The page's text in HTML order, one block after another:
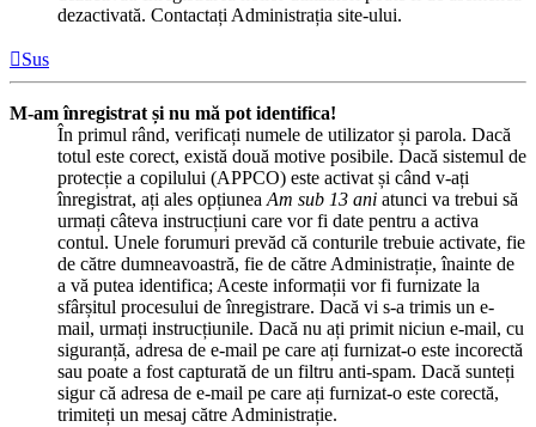
dezactivată. Contactați Administrația site-ului.
Sus
M-am înregistrat și nu mă pot identifica!
În primul rând, verificați numele de utilizator și parola. Dacă
totul este corect, există două motive posibile. Dacă sistemul de
protecție a copilului (APPCO) este activat și când v-ați
înregistrat, ați ales opțiunea Am sub 13 ani atunci va trebui să
urmați câteva instrucțiuni care vor fi date pentru a activa
contul. Unele forumuri prevăd că conturile trebuie activate, fie
de către dumneavoastră, fie de către Administrație, înainte de
a vă putea identifica; Aceste informații vor fi furnizate la
sfârșitul procesului de înregistrare. Dacă vi s-a trimis un e-
mail, urmați instrucțiunile. Dacă nu ați primit niciun e-mail, cu
siguranță, adresa de e-mail pe care ați furnizat-o este incorectă
sau poate a fost capturată de un filtru anti-spam. Dacă sunteți
sigur că adresa de e-mail pe care ați furnizat-o este corectă,
trimiteți un mesaj către Administrație.